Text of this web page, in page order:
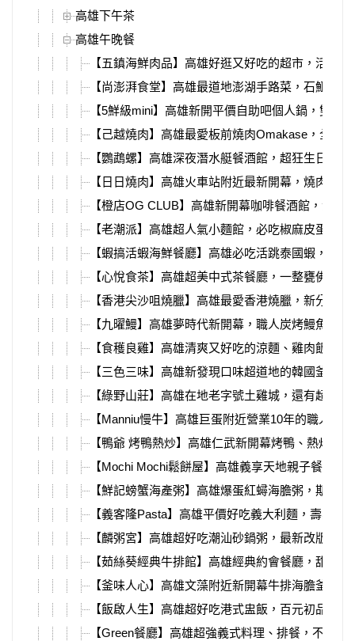
高雄下午茶
高雄午晚餐
【五鎮海鮮肉品】高雄好逛又好吃的超市，活體
【尚澎湃食堂】高雄最道地澎湖手路菜，石鮔滷
【5鮮級mini】高雄新開平價自助吧個人鍋，雙主
【己越燒肉】高雄最愛板前燒肉Omakase，全新
【鸚鵡螺】高雄深夜潛水艇餐酒館，超狂生日香
【日日燒肉】高雄火車站附近最新開幕，燒肉套
【橙店OG CLUB】高雄新開幕咖啡餐酒館，深夜
【老潮派】高雄超人氣小麵館，必吃椒麻皮蛋麵
【蝦搞活蝦海鮮餐廳】高雄必吃活跳泰國蝦，爆
【心悅食茶】高雄超美中式茶餐廳，一整甕佛跳
【香港尖沙咀燒臘】高雄最愛香港燒臘，新分店
【九曜鰻】高雄夢時代新開幕，職人炭烤鰻魚飯
【食穫良雞】高雄清爽又好吃的涼麵、雞肉飯，
【三色三味】高雄新發現口味超道地的韓國釜飯
【綠野山莊】高雄在地老字號土雞城，還有超大
【Manniu慢牛】高雄巨蛋附近營業10年的職人牛
【鴨爺 烤鴨熱炒】高雄仁武新開幕烤鴨、熱炒港
【Mochi Mochi鬆餅屋】高雄義享天地親子餐廳推
【鮮記螃蟹海產粥】高雄爆蛋紅蟳海膽粥，期間
【義客隆Pasta】高雄平價好吃義大利麵，壽星還
【麟粥宮】高雄超好吃潮汕砂鍋粥，最新改版熱
【茹絲葵經典牛排館】高雄經典約會餐廳，甜點
【釜味人心】高雄文藻附近新開幕牛排海膽釜飯
【飯啟人生】高雄超好吃港式盅飯，百元初品嘗
【Green餐廳】高雄超強義式料理、排餐，不限時